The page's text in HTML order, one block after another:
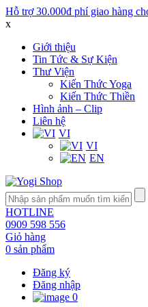
Hỗ trợ 30.000đ phí giao hàng
x
Giới thiệu
Tin Tức & Sự Kiện
Thư Viện
Kiến Thức Yoga
Kiến Thức Thiền
Hình ảnh – Clip
Liên hệ
VI
VI
EN
HOTLINE
0909 598 556
Giỏ hàng
0 sản phẩm
Đăng ký
Đăng nhập
0